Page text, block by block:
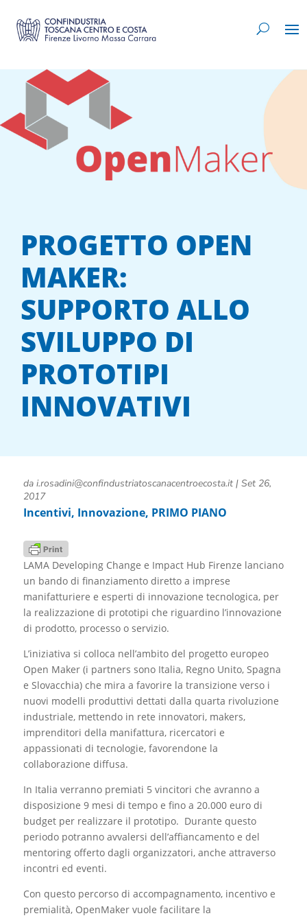
PROGETTO OPEN
MAKER:
SUPPORTO ALLO
SVILUPPO DI
PROTOTIPI
INNOVATIVI
da i.rosadini@confindustriatoscanacentroecosta.it| Set 26,
2017
Incentivi, Innovazione, PRIMO PIANO
LAMA Developing Change e Impact Hub Firenze lanciano
un bando di finanziamento diretto a imprese
manifatturiere e esperti di innovazione tecnologica, per
la realizzazione di prototipi che riguardino l’innovazione
di prodotto, processo o servizio.
L’iniziativa si colloca nell’ambito del progetto europeo
Open Maker (i partners sono Italia, Regno Unito, Spagna
e Slovacchia) che mira a favorire la transizione verso i
nuovi modelli produttivi dettati dalla quarta rivoluzione
industriale, mettendo in rete innovatori, makers,
imprenditori della manifattura, ricercatori e
appassionati di tecnologie, favorendone la
collaborazione diffusa.
In Italia verranno premiati 5 vincitori che avranno a
disposizione 9 mesi di tempo e fino a 20.000 euro di
budget per realizzare il prototipo. Durante questo
periodo potranno avvalersi dell’affiancamento e del
mentoring offerto dagli organizzatori, anche attraverso
incontri ed eventi.
Con questo percorso di accompagnamento, incentivo e
premialità, OpenMaker vuole facilitare la